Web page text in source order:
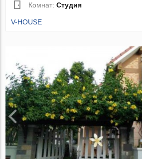
Комнат:Студия
V-HOUSE